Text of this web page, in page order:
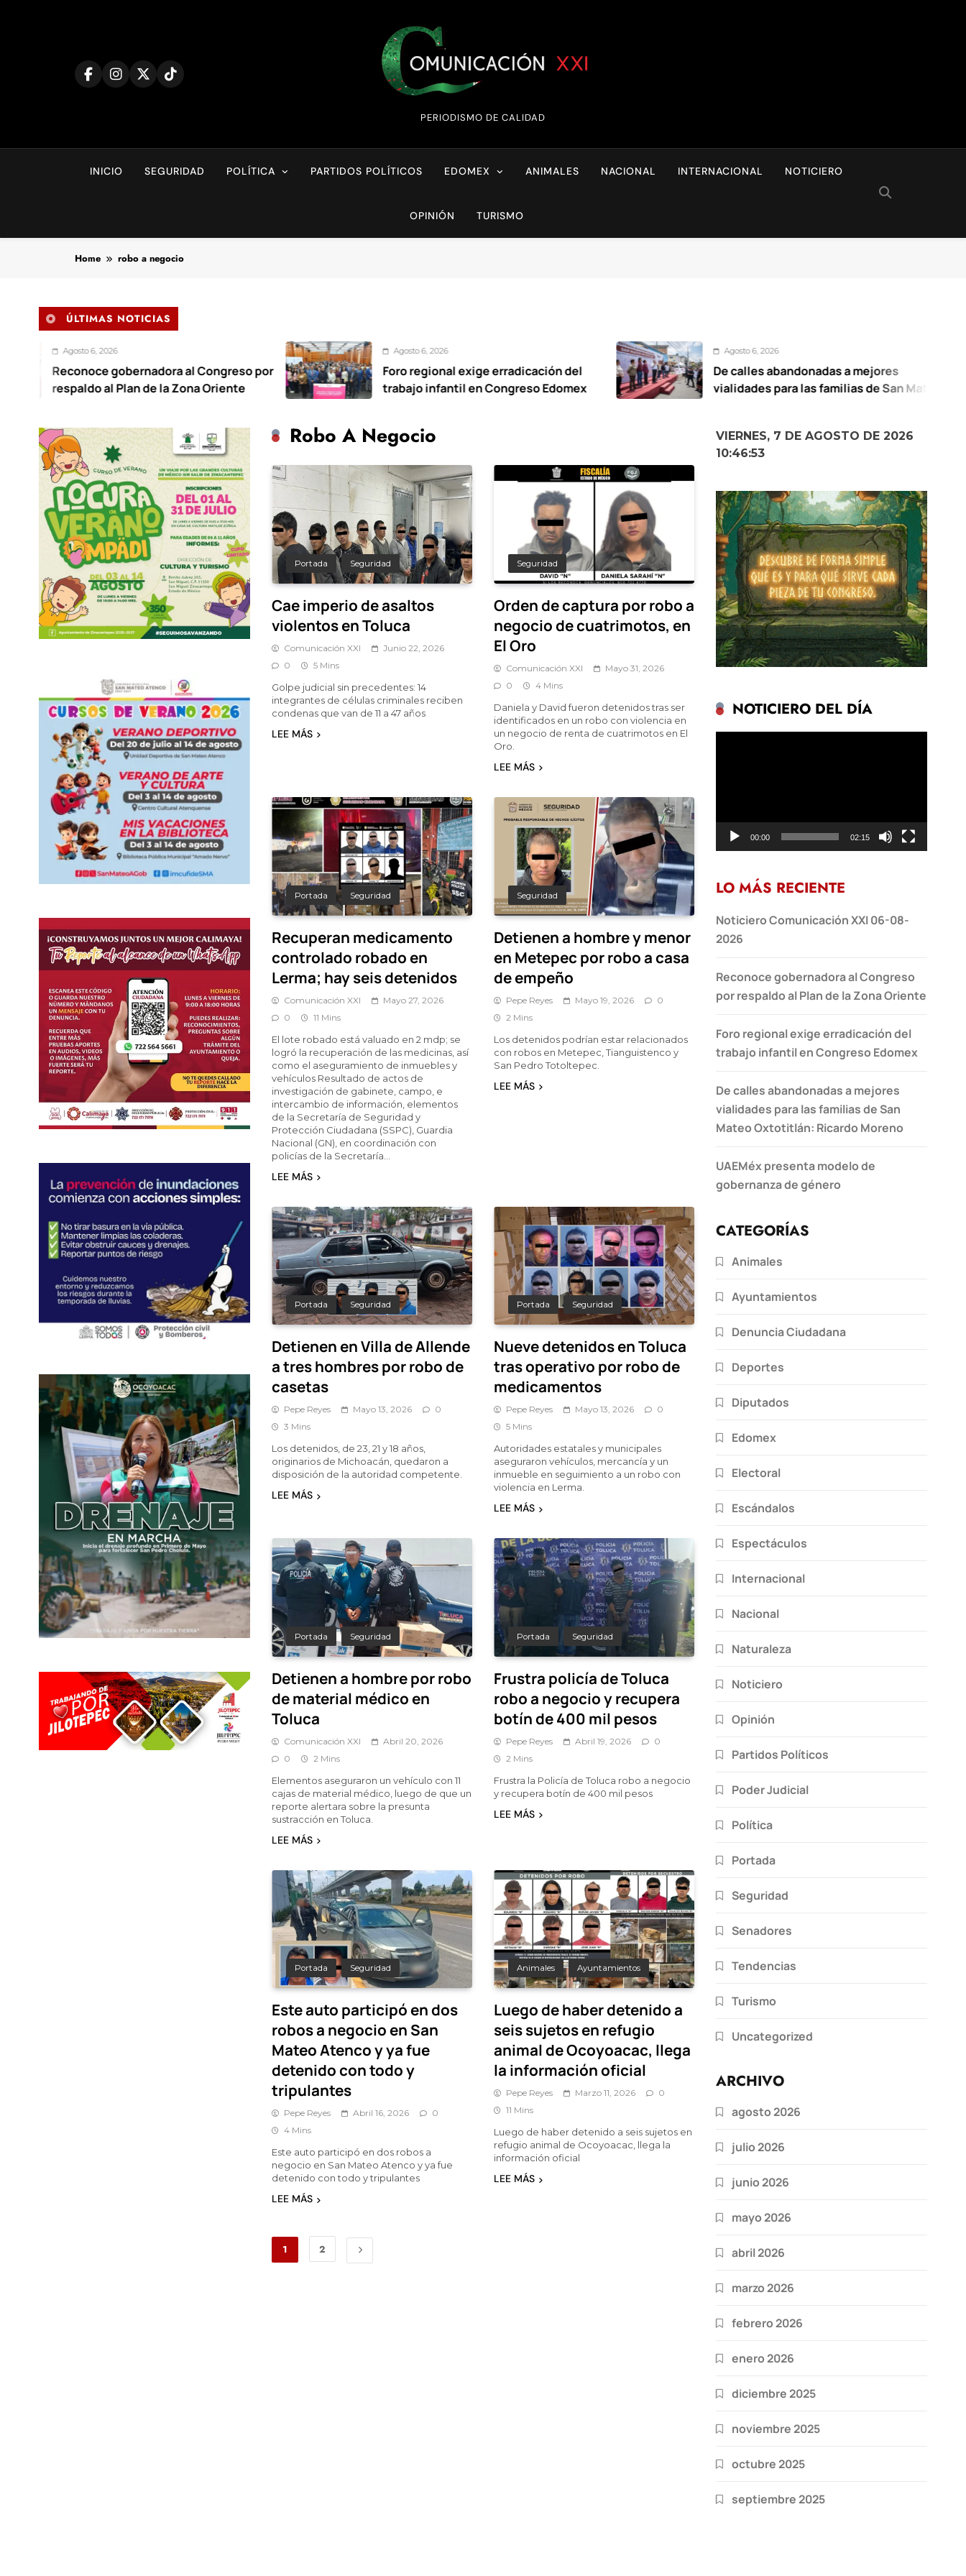
Comunicación XXI
PERIODISMO DE CALIDAD
INICIO SEGURIDAD POLÍTICA PARTIDOS POLÍTICOS EDOMEX ANIMALES NACIONAL INTERNACIONAL NOTICIERO
OPINIÓN TURISMO
Home robo a negocio
ÚLTIMAS NOTICIAS
gobernadora al Congreso por
al Plan de la Zona Oriente
Agosto 6, 2026
Foro regional exige erradicación del
trabajo infantil en Congreso Edomex
Agosto 6, 2026
De calles abandonadas a mejores
vialidades para las familias de San Mateo
Robo A Negocio
Portada Seguridad
Cae imperio de asaltos
violentos en Toluca
Comunicación XXI
Junio 22, 2026
0
5 Mins
Golpe judicial sin precedentes: 14
integrantes de células criminales reciben
condenas que van de 11 a 47 años
LEE MÁS
Seguridad
Orden de captura por robo a
negocio de cuatrimotos, en
El Oro
Comunicación XXI
Mayo 31, 2026
0
4 Mins
Daniela y David fueron detenidos tras ser
identificados en un robo con violencia en
un negocio de renta de cuatrimotos en El
Oro.
LEE MÁS
Portada Seguridad
Recuperan medicamento
controlado robado en
Lerma; hay seis detenidos
Comunicación XXI
Mayo 27, 2026
0
11 Mins
El lote robado está valuado en 2 mdp; se
logró la recuperación de las medicinas, así
como el aseguramiento de inmuebles y
vehículos Resultado de actos de
investigación de gabinete, campo, e
intercambio de información, elementos
de la Secretaría de Seguridad y
Protección Ciudadana (SSPC), Guardia
Nacional (GN), en coordinación con
policías de la Secretaría…
LEE MÁS
Seguridad
Detienen a hombre y menor
en Metepec por robo a casa
de empeño
Pepe Reyes Mayo 19, 2026
0
2 Mins
Los detenidos podrían estar relacionados
con robos en Metepec, Tianguistenco y
San Pedro Totoltepec.
LEE MÁS
Portada Seguridad
Detienen en Villa de Allende
a tres hombres por robo de
casetas
Pepe Reyes Mayo 13, 2026
0
3 Mins
Los detenidos, de 23, 21 y 18 años,
originarios de Michoacán, quedaron a
disposición de la autoridad competente.
LEE MÁS
Portada Seguridad
Nueve detenidos en Toluca
tras operativo por robo de
medicamentos
Pepe Reyes Mayo 13, 2026
0
5 Mins
Autoridades estatales y municipales
aseguraron vehículos, mercancía y un
inmueble en seguimiento a un robo con
violencia en Lerma.
LEE MÁS
Portada Seguridad
Detienen a hombre por robo
de material médico en
Toluca
Comunicación XXI
Abril 20, 2026
0
2 Mins
Elementos aseguraron un vehículo con 11
cajas de material médico, luego de que un
reporte alertara sobre la presunta
sustracción en Toluca.
LEE MÁS
Portada Seguridad
Frustra policía de Toluca
robo a negocio y recupera
botín de 400 mil pesos
Pepe Reyes Abril 19, 2026
0
2 Mins
Frustra la Policía de Toluca robo a negocio
y recupera botín de 400 mil pesos
LEE MÁS
Portada Seguridad
Este auto participó en dos
robos a negocio en San
Mateo Atenco y ya fue
detenido con todo y
tripulantes
Pepe Reyes Abril 16, 2026
0
4 Mins
Este auto participó en dos robos a
negocio en San Mateo Atenco y ya fue
detenido con todo y tripulantes
LEE MÁS
Animales Ayuntamientos
Luego de haber detenido a
seis sujetos en refugio
animal de Ocoyoacac, llega
la información oficial
Pepe Reyes Marzo 11, 2026
0
11 Mins
Luego de haber detenido a seis sujetos en
refugio animal de Ocoyoacac, llega la
información oficial
LEE MÁS
1 2
VIERNES, 7 DE AGOSTO DE 2026
10:46:54
NOTICIERO DEL DÍA
00:00 02:15
LO MÁS RECIENTE
Noticiero Comunicación XXI 06-08-
2026
Reconoce gobernadora al Congreso
por respaldo al Plan de la Zona Oriente
Foro regional exige erradicación del
trabajo infantil en Congreso Edomex
De calles abandonadas a mejores
vialidades para las familias de San
Mateo Oxtotitlán: Ricardo Moreno
UAEMéx presenta modelo de
gobernanza de género
CATEGORÍAS
Animales
Ayuntamientos
Denuncia Ciudadana
Deportes
Diputados
Edomex
Electoral
Escándalos
Espectáculos
Internacional
Nacional
Naturaleza
Noticiero
Opinión
Partidos Políticos
Poder Judicial
Política
Portada
Seguridad
Senadores
Tendencias
Turismo
Uncategorized
ARCHIVO
agosto 2026
julio 2026
junio 2026
mayo 2026
abril 2026
marzo 2026
febrero 2026
enero 2026
diciembre 2025
noviembre 2025
octubre 2025
septiembre 2025